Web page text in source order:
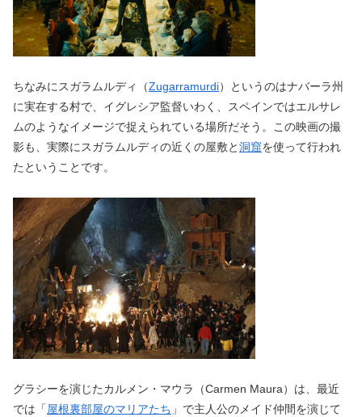
ちなみにスガラムルディ（Zugarramurdi）というのはナバーラ州
に実在する村で、イグレシア監督いわく、スペインではエルサレ
ムのようなイメージで捉えられている場所だそう。この映画の撮
影も、実際にスガラムルディの近くの屋敷と洞窟を使って行われ
たということです。
グラシーを演じたカルメン・マウラ（Carmen Maura）は、最近
では「屋根裏部屋のマリアたち 」で主人公のメイド仲間を演じて